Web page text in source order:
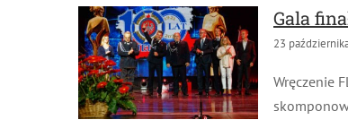
Gala
23 października
Wręczenie